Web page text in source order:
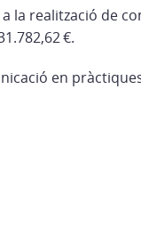
la realització de
€.
en